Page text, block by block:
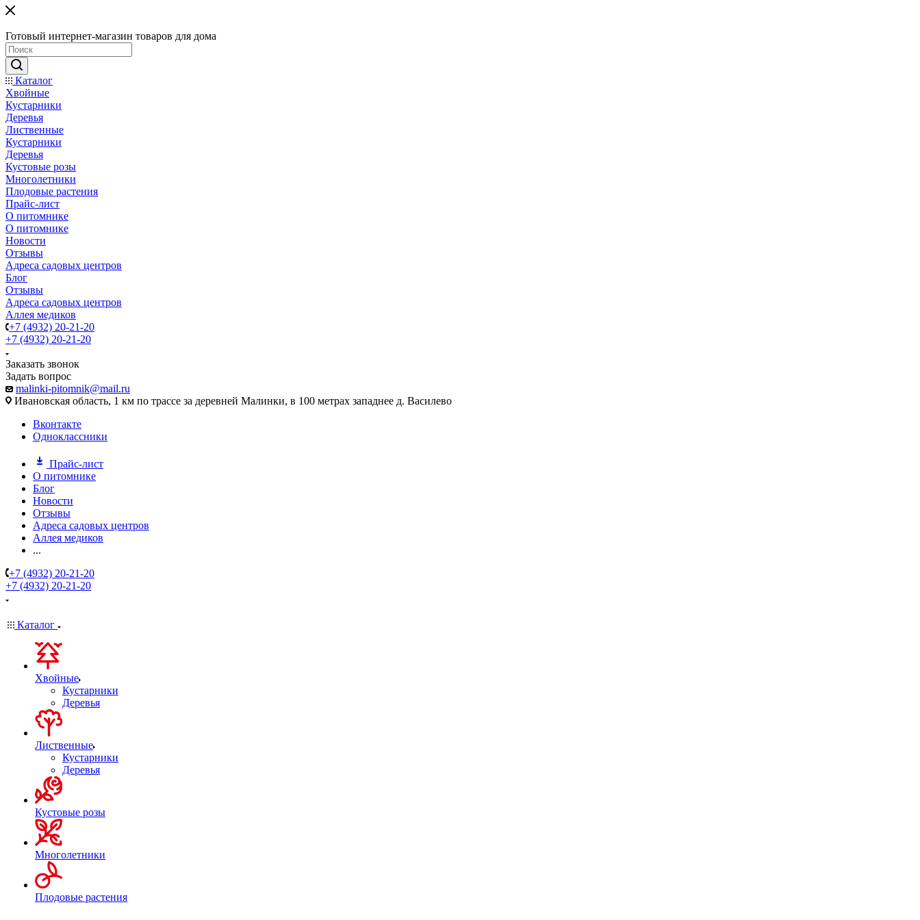
Готовый интернет-магазин товаров для дома
Каталог
Хвойные
Кустарники
Деревья
Лиственные
Кустарники
Деревья
Кустовые розы
Многолетники
Плодовые растения
Прайс-лист
О питомнике
О питомнике
Новости
Отзывы
Адреса садовых центров
Блог
Отзывы
Адреса садовых центров
Аллея медиков
+7 (4932) 20-21-20
+7 (4932) 20-21-20
Заказать звонок
Задать вопрос
malinki-pitomnik@mail.ru
Ивановская область, 1 км по трассе за деревней Малинки, в 100 метрах западнее д. Василево
Вконтакте
Одноклассники
Прайс-лист
О питомнике
Блог
Новости
Отзывы
Адреса садовых центров
Аллея медиков
...
+7 (4932) 20-21-20
+7 (4932) 20-21-20
Каталог
Хвойные
Кустарники
Деревья
Лиственные
Кустарники
Деревья
Кустовые розы
Многолетники
Плодовые растения